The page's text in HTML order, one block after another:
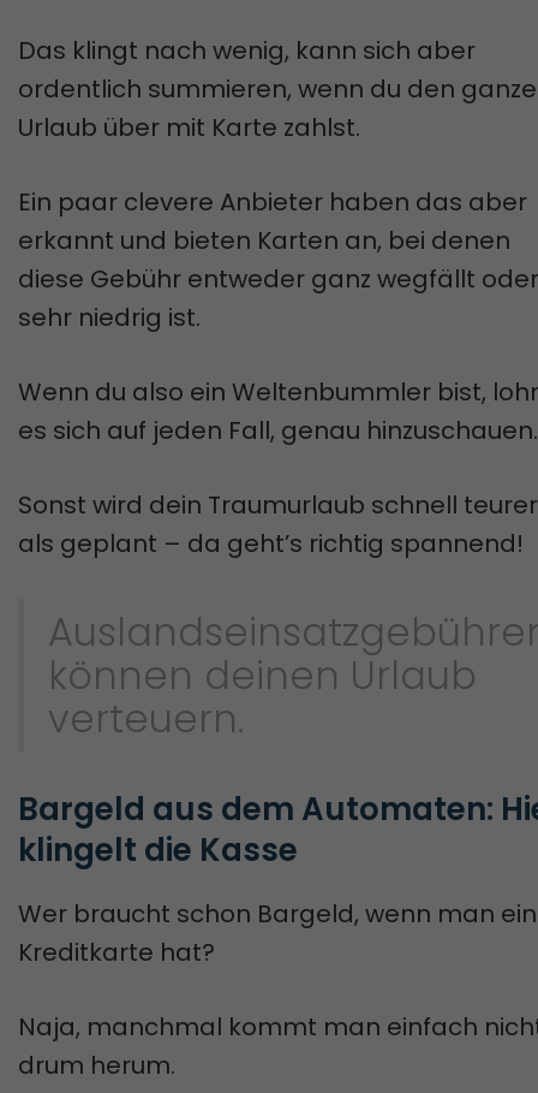
Das klingt nach wenig, kann sich aber
ordentlich summieren, wenn du den
Urlaub über mit Karte zahlst.
Ein paar clevere Anbieter haben das aber
erkannt und bieten Karten an, bei denen
diese Gebühr entweder ganz wegfällt oder
sehr niedrig ist.
Wenn du also ein Weltenbummler bist,
es sich auf jeden Fall, genau hinzuschauen.
Sonst wird dein Traumurlaub schnell teurer
als geplant – da geht’s richtig spannend!
können deinen Urlaub
verteuern.
Bargeld aus dem Automaten:
klingelt die Kasse
Wer braucht schon Bargeld, wenn man
Kreditkarte hat?
Naja, manchmal kommt man einfach
drum herum.